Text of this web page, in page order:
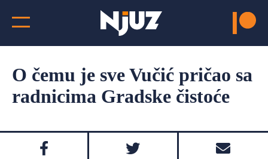
O čemu je sve Vučić pričao sa
radnicima Gradske čistoće